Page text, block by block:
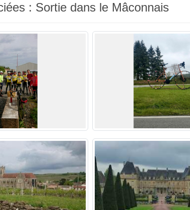
: Sortie dans le Mâconnais